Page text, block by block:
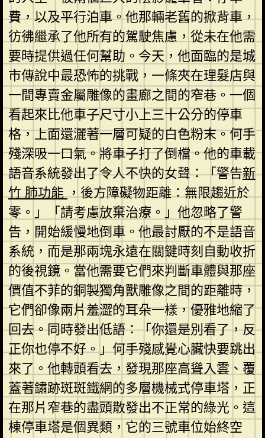
費，以及平行泊車。他那輛老舊的掀背車，
彷彿繼承了他所有的駕駛焦慮，從未在他需
要時提供過任何幫助。今天，他面臨的是城
市傳說中最恐怖的挑戰，一條夾在理髮店與
一間專賣金屬雕像的畫廊之間的窄巷。一個
看起來比他車子尺寸小上三十公分的停車
格，上面還灑著一層可疑的白色粉末。何手
殘深吸一口氣。將車子打了倒檔。他的車載
語音系統發出了令人不快的女聲：「警告新
竹 肺功能，後方障礙物距離：無限趨近於
零。」「請考慮放棄治療。」他忽略了警
告，開始緩慢地倒車。他最討厭的不是語音
系統，而是那兩塊永遠在關鍵時刻自動收折
的後視鏡。當他需要它們來判斷車體與那座
價值不菲的銅製獨角獸雕像之間的距離時，
它們卻像兩片羞澀的耳朵一樣，優雅地縮了
回去。同時發出低語：「你還是別看了，反
正你也停不好。」何手殘感覺心臟快要跳出
來了。他轉頭看去，發現那座高聳入雲、覆
蓋著鏽跡斑斑鐵網的多層機械式停車塔，正
在那片窄巷的盡頭散發出不正常的綠光。這
棟停車塔是個異類，它的三號車位始終空